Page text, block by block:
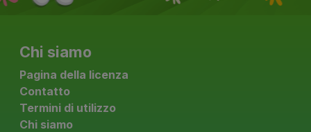
Chi siamo
Pagina della licenza
Contatto
Termini di utilizzo
Chi siamo